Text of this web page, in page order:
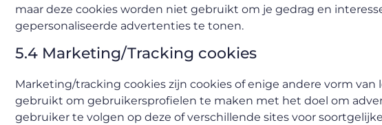
maar deze cookies worden niet gebruikt om je gedrag en
gepersonaliseerde advertenties te tonen.
5.4 Marketing/Tracking cookies
Marketing/tracking cookies zijn cookies of enige andere vorm van
gebruikt om gebruikersprofielen te maken met het doel om
gebruiker te volgen op deze of verschillende sites voor